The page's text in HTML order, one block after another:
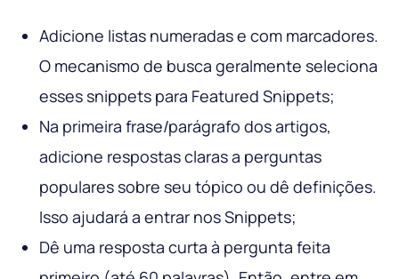
Adicione listas numeradas e com marcadores.
O mecanismo de busca geralmente seleciona
esses snippets para Featured Snippets;
Na primeira frase/parágrafo dos artigos,
adicione respostas claras a perguntas
populares sobre seu tópico ou dê definições.
Isso ajudará a entrar nos Snippets;
Dê uma resposta curta à pergunta feita